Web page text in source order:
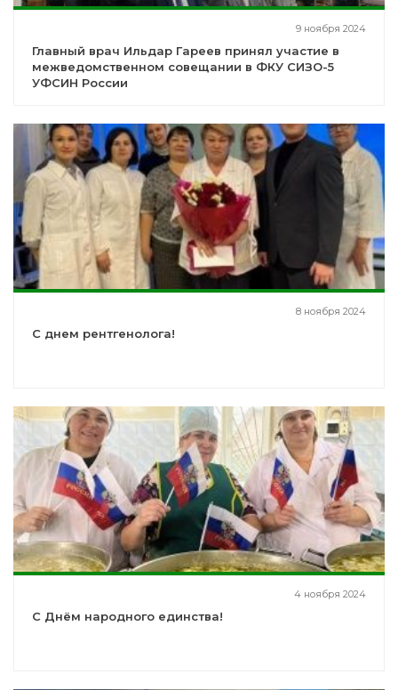
9 ноября 2024
Главный врач Ильдар Гареев принял участие в
межведомственном совещании в ФКУ СИЗО-5
УФСИН России
8 ноября 2024
С днем рентгенолога!
4 ноября 2024
С Днём народного единства!